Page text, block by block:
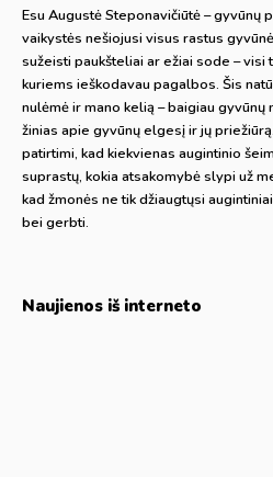
Esu Augustė Steponavičiūtė – gyvūnų
vaikystės nešiojusi visus rastus
sužeisti paukšteliai ar ežiai sode –
kuriems ieškodavau pagalbos. Šis
nulėmė ir mano kelią – baigiau
žinias apie gyvūnų elgesį ir jų
patirtimi, kad kiekvienas augintinio
suprastų, kokia atsakomybė slypi už
kad žmonės ne tik džiaugtųsi
bei gerbti.
Naujienos iš interneto